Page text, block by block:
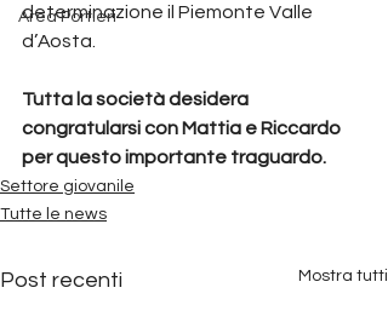
Area Portieri
determinazione il Piemonte Valle
d’Aosta.
Tutta la società desidera
congratularsi con Mattia e Riccardo
per questo importante traguardo.
Settore giovanile
Tutte le news
Post recenti Mostra tutti